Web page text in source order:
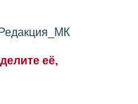
Редакция_МК
её,